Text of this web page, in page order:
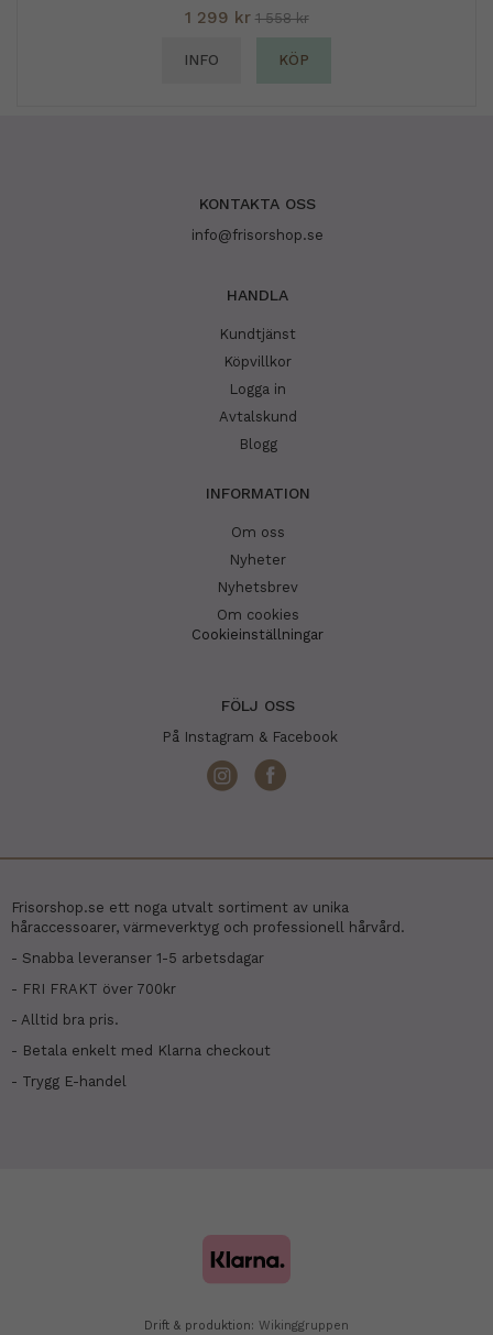
1 299 kr 1 558 kr
INFO KÖP
KONTAKTA OSS
info@frisorshop.se
HANDLA
Kundtjänst
Köpvillkor
Logga in
Avtalskund
Blogg
INFORMATION
Om oss
Nyheter
Nyhetsbrev
Om cookies
Cookieinställningar
FÖLJ OSS
På Instagram & Facebook
Frisorshop.se ett noga utvalt sortiment av unika
håraccessoarer, värmeverktyg och professionell hårvård.
- Snabba leveranser 1-5 arbetsdagar
- FRI FRAKT över 700kr
- Alltid bra pris.
- Betala enkelt med Klarna checkout
- Trygg E-handel
Drift & produktion: Wikinggruppen